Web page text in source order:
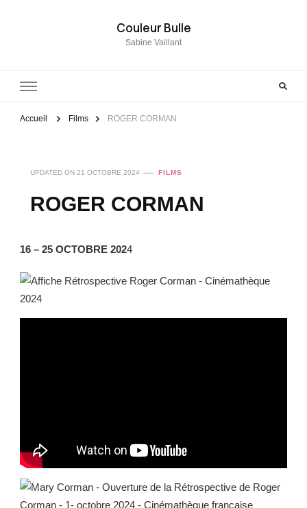
Couleur Bulle
Sabine Vaillant
Accueil Films ROGER CORMAN
UPDATED ON 21 OCTOBRE 2024 FILMS
ROGER CORMAN
16 – 25 OCTOBRE 2024